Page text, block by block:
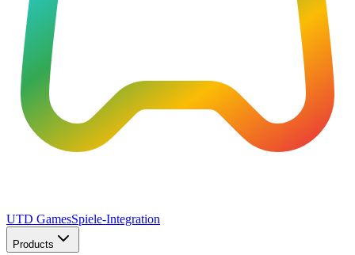
UTD GamesSpiele-Integration
Products